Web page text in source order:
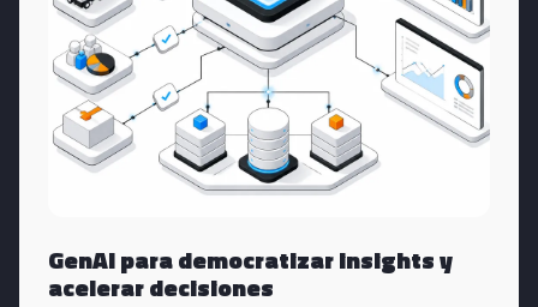
GenAI para democratizar insights y
acelerar decisiones